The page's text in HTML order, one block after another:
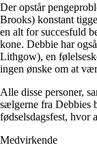
Der opstår
Brooks) konstant
en alt for succesfuld
kone. Debbie har
Lithgow), en
ingen ønske om at
Alle disse personer,
sælgerne fra Debbies
fødselsdagsfest, hvor
Medvirkende